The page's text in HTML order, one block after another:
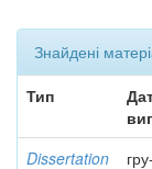
Знайдені
Тип
Dissertation